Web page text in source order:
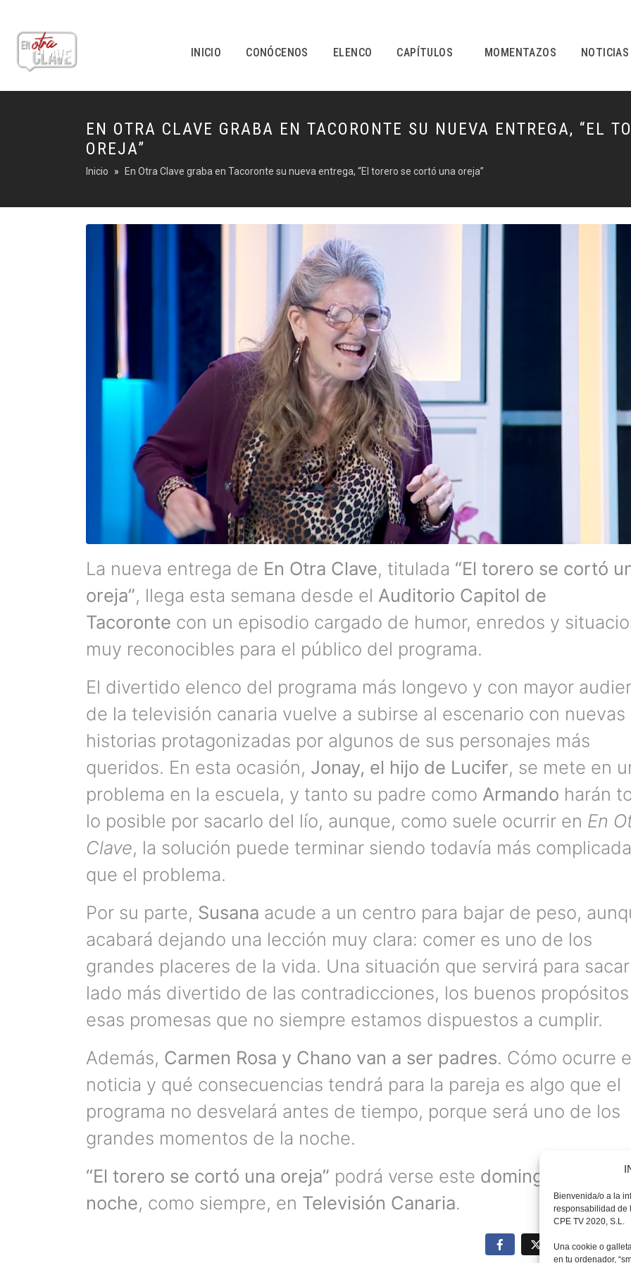
Bienvenida/o a la
responsabilidad de
CPE TV 2020, S.L.
Una cookie o
en tu ordenador,
INICIO CONÓCENOS ELENCO CAPÍTULOS MOMENTAZOS NOTICIAS
EN OTRA CLAVE GRABA EN TACORONTE SU NUEVA ENTREGA, “EL
OREJA”
Inicio En Otra Clave graba en Tacoronte su nueva entrega, “El torero se cortó una oreja”
La nueva entrega de En Otra Clave, titulada “El torero se cortó
oreja”, llega esta semana desde el Auditorio Capitol de
Tacoronte con un episodio cargado de humor, enredos y
muy reconocibles para el público del programa.
El divertido elenco del programa más longevo y con mayor
de la televisión canaria vuelve a subirse al escenario con nuevas
historias protagonizadas por algunos de sus personajes más
queridos. En esta ocasión, Jonay, el hijo de Lucifer, se mete en
problema en la escuela, y tanto su padre como Armando harán
lo posible por sacarlo del lío, aunque, como suele ocurrir en En
Clave, la solución puede terminar siendo todavía más complicada
que el problema.
Por su parte, Susana acude a un centro para bajar de peso,
acabará dejando una lección muy clara: comer es uno de los
grandes placeres de la vida. Una situación que servirá para
lado más divertido de las contradicciones, los buenos
esas promesas que no siempre estamos dispuestos a cumplir.
Además, Carmen Rosa y Chano van a ser padres. Cómo ocurre
noticia y qué consecuencias tendrá para la pareja es algo que el
programa no desvelará antes de tiempo, porque será uno de los
grandes momentos de la noche.
“El torero se cortó una oreja” podrá verse este domingo por la
noche, como siempre, en Televisión Canaria.